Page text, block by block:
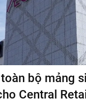
bộ mảng
Central